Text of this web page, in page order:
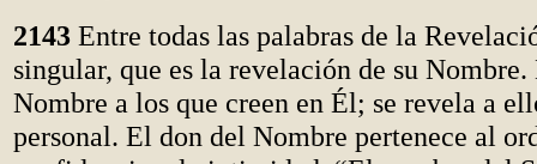
2143 Entre todas las palabras de la
singular, que es la revelación de su
Nombre a los que creen en Él; se revela a
personal. El don del Nombre pertenece al